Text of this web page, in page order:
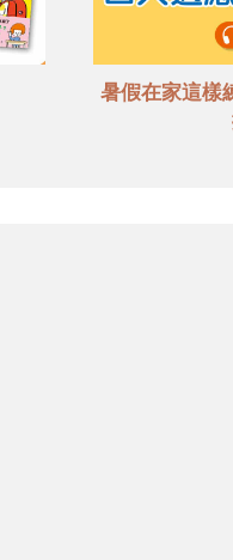
暑假在家這樣